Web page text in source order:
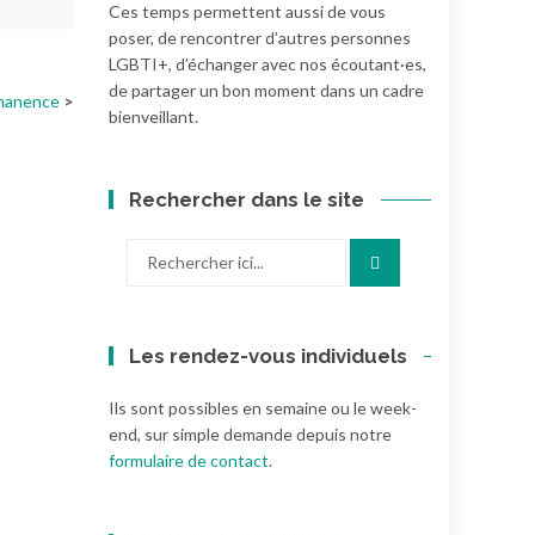
Ces temps permettent aussi de vous
poser, de rencontrer d’autres personnes
LGBTI+, d’échanger avec nos écoutant·es,
de partager un bon moment dans un cadre
bienveillant.
Rechercher dans le site
Les rendez-vous individuels
Ils sont possibles en semaine ou le week-
end, sur simple demande depuis notre
formulaire de contact.